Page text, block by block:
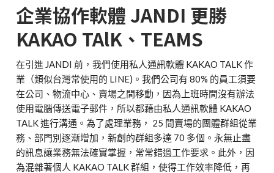
企業協作軟體 JANDI 更勝
KAKAO TAlK、TEAMS
在引進 JANDI 前，我們使用私人通訊軟體 KAKAO TALK 作
業（類似台灣常使用的 LINE)。我們公司有 80% 的員工須要
在公司、物流中心、賣場之間移動，因為上班時間沒有辦法
使用電腦傳送電子郵件，所以都藉由私人通訊軟體 KAKAO
TALK 進行溝通。為了處理業務， 25 間賣場的團體群組從業
務、部門別逐漸增加，新創的群組多達 70 多個。永無止盡
的訊息讓業務無法確實掌握，常常錯過工作要求。此外，因
為混雜著個人 KAKAO TALK 群組，使得工作效率降低，再